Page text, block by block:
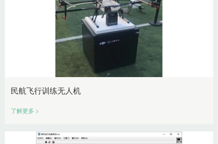
民航飞行训练无人机
了解更多 >